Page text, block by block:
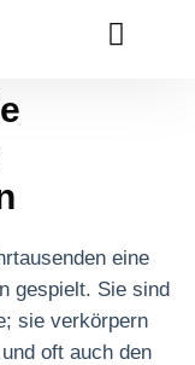
eine
gespielt. Sie sind
sie verkörpern
oft auch den